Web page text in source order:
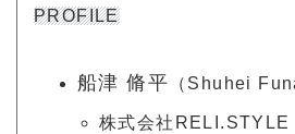
PROFILE
船津 脩平 （Shuhei
株式会社RELI.STYLE